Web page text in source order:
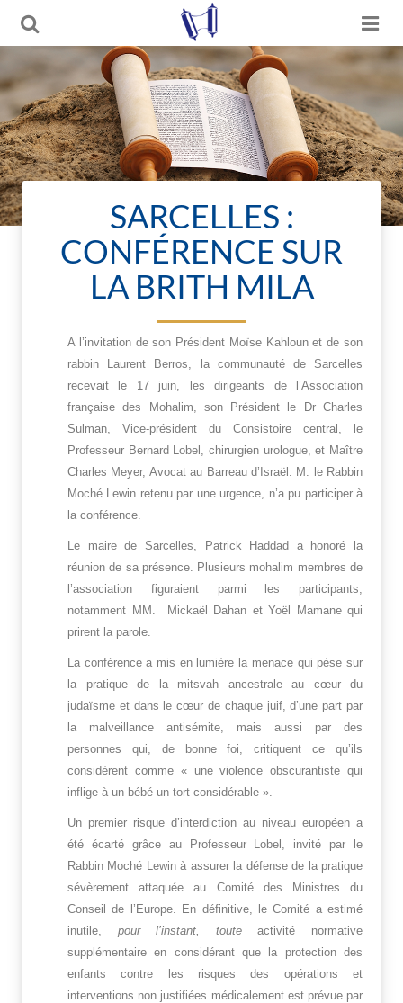
SARCELLES :
CONFÉRENCE SUR
LA BRITH MILA
A l’invitation de son Président Moïse Kahloun et de son
rabbin Laurent Berros, la communauté de Sarcelles
recevait le 17 juin, les dirigeants de l’Association
française des Mohalim, son Président le Dr Charles
Sulman, Vice-président du Consistoire central, le
Professeur Bernard Lobel, chirurgien urologue, et Maître
Charles Meyer, Avocat au Barreau d’Israël. M. le Rabbin
Moché Lewin retenu par une urgence, n’a pu participer à
la conférence.
Le maire de Sarcelles, Patrick Haddad a honoré la
réunion de sa présence. Plusieurs mohalim membres de
l’association figuraient parmi les participants,
notamment MM. Mickaël Dahan et Yoël Mamane qui
prirent la parole.
La conférence a mis en lumière la menace qui pèse sur
la pratique de la mitsvah ancestrale au cœur du
judaïsme et dans le cœur de chaque juif, d’une part par
la malveillance antisémite, mais aussi par des
personnes qui, de bonne foi, critiquent ce qu’ils
considèrent comme « une violence obscurantiste qui
inflige à un bébé un tort considérable ».
Un premier risque d’interdiction au niveau européen a
été écarté grâce au Professeur Lobel, invité par le
Rabbin Moché Lewin à assurer la défense de la pratique
sévèrement attaquée au Comité des Ministres du
Conseil de l’Europe. En définitive, le Comité a estimé
inutile, pour l’instant, touteactivité normative
supplémentaire en considérant que la protection des
enfants contre les risques des opérations et
interventions non justifiées médicalement est prévue par